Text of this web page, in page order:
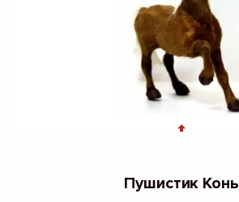
Пушистик Конь